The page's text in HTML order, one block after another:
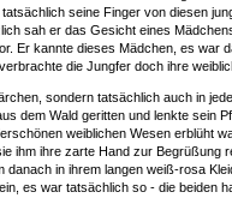
seine Finger von diesen
sah er das Gesicht eines
Er kannte dieses Mädchen, es
die Jungfer doch ihre
sondern tatsächlich auch in
dem Wald geritten und lenkte sein
weiblichen Wesen erblüht
ihm ihre zarte Hand zur Begrüßung
danach in ihrem langen weiß-rosa
es war tatsächlich so - die beiden